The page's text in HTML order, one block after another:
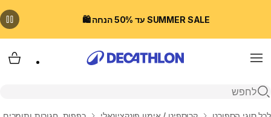
SUMMER SALE עד 50% הנחה 🛍️
Menu
פתיחת חיפוש